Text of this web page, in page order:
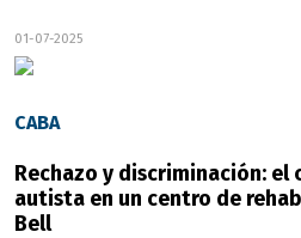
01-07-2025
CABA
Rechazo y discriminación: el
autista en un centro de
Bell